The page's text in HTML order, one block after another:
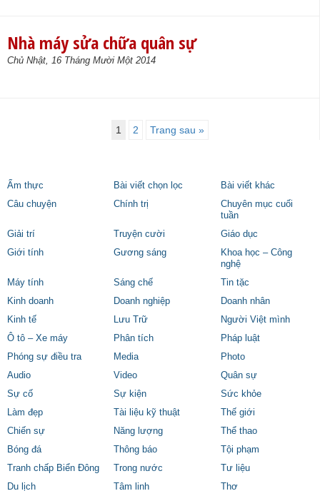
Nhà máy sửa chữa quân sự
Chủ Nhật, 16 Tháng Mười Một 2014
1 2 Trang sau »
Ẩm thực Bài viết chọn lọc
Bài viết khác
Câu chuyện
Chính trị
Chuyên mục cuối
tuần
Giải trí
Truyện cười
Giáo dục
Giới tính
Gương sáng
Khoa học – Công
nghệ
Máy tính
Sáng chế
Tin tặc
Kinh doanh
Doanh nghiệp
Doanh nhân
Kinh tế
Lưu Trữ
Người Việt mình
Ô tô – Xe máy
Phân tích
Pháp luật
Phóng sự điều tra
Media
Photo
Audio
Video
Quân sự
Sự cố
Sự kiện
Sức khỏe
Làm đẹp
Tài liệu kỹ thuật
Thế giới
Chiến sự
Năng lượng
Thể thao
Bóng đá
Thông báo
Tội phạm
Tranh chấp Biển Đông
Trong nước
Tư liệu
Du lịch
Tâm linh Thơ